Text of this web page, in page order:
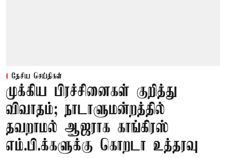
தேசிய செய்திகள்
முக்கிய பிரச்சினைகள் குறித்து
விவாதம்; நாடாளுமன்றத்தில்
தவறாமல் ஆஜராக காங்கிரஸ்
எம்.பி.க்களுக்கு கொறடா உத்தரவு